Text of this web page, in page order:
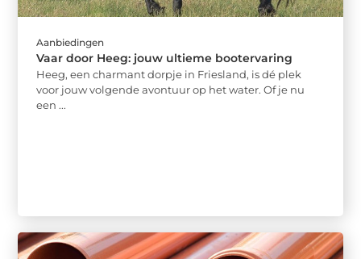
Aanbiedingen
Vaar door Heeg: jouw ultieme bootervaring
Heeg, een charmant dorpje in Friesland, is dé plek
voor jouw volgende avontuur op het water. Of je nu
een ...